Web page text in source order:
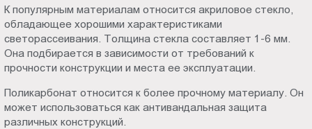
К популярным материалам относится акриловое стекло,
обладающее хорошими характеристиками
светорассеивания. Толщина стекла составляет 1-6 мм.
Она подбирается в зависимости от требований к
прочности конструкции и места ее эксплуатации.
Поликарбонат относится к более прочному материалу. Он
может использоваться как антивандальная защита
различных конструкций.